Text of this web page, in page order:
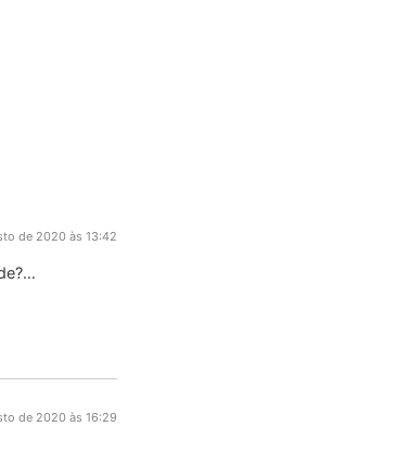
de 2020 às 13:42
de 2020 às 16:29